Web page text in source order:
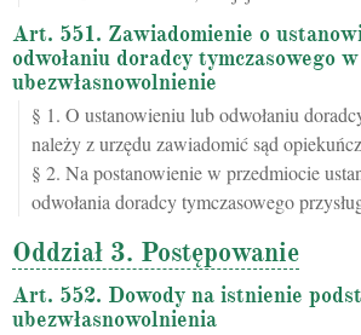
Art. 551. Zawiadomienie o
odwołaniu doradcy tymczasowego
ubezwłasnowolnienie
§ 1. O ustanowieniu lub odwołaniu
należy z urzędu zawiadomić sąd
§ 2. Na postanowienie w przedmiocie
odwołania doradcy tymczasowego
Oddział 3. Postępowanie
Art. 552. Dowody na istnienie
ubezwłasnowolnienia